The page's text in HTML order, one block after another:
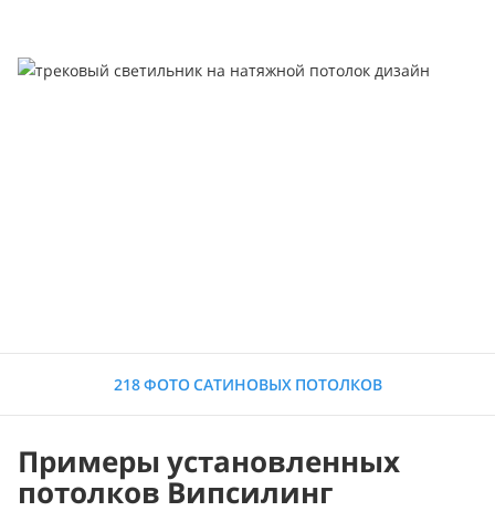
218 ФОТО САТИНОВЫХ ПОТОЛКОВ
Примеры установленных
потолков Випсилинг